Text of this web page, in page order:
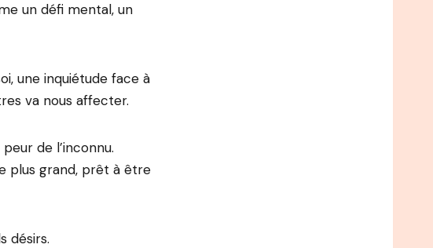
un défi mental, un
une inquiétude face à
va nous affecter.
de l’inconnu.
plus grand, prêt à être
désirs.